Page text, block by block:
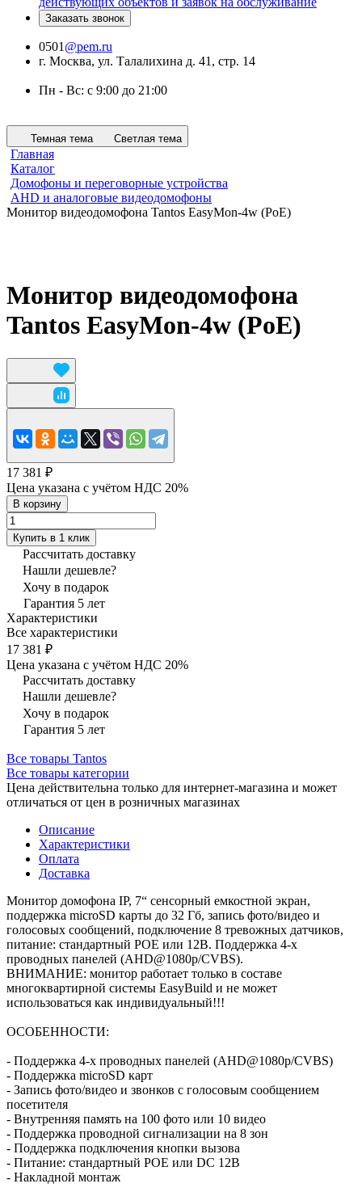
Заказать звонок
0501 @pem.ru
г. Москва, ул. Талалихина д. 41, стр. 14
Пн - Вс: с 9:00 до 21:00
Темная тема Светлая тема
Главная
Каталог
Домофоны и переговорные устройства
AHD и аналоговые видеодомофоны
Монитор видеодомофона Tantos EasyMon-4w (PoE)
Монитор видеодомофона
Tantos EasyMon-4w (PoE)
17 381 ₽
Цена указана с учётом НДС 20%
В корзину
Купить в 1 клик
Рассчитать доставку
Нашли дешевле?
Хочу в подарок
Гарантия 5 лет
Характеристики
Все характеристики
17 381 ₽
Цена указана с учётом НДС 20%
Рассчитать доставку
Нашли дешевле?
Хочу в подарок
Гарантия 5 лет
Все товары Tantos
Все товары категории
Цена действительна только для интернет-магазина и может
отличаться от цен в розничных магазинах
Описание
Характеристики
Оплата
Доставка
Монитор домофона IP, 7“ сенсорный емкостной экран,
поддержка microSD карты до 32 Гб, запись фото/видео и
голосовых сообщений, подключение 8 тревожных датчиков,
питание: стандартный POE или 12В. Поддержка 4-х
проводных панелей (AHD@1080p/CVBS).
ВНИМАНИЕ: монитор работает только в составе
многоквартирной системы EasyBuild и не может
использоваться как индивидуальный!!!
ОСОБЕННОСТИ:
- Поддержка 4-х проводных панелей (AHD@1080p/CVBS)
- Поддержка microSD карт
- Запись фото/видео и звонков с голосовым сообщением
посетителя
- Внутренняя память на 100 фото или 10 видео
- Поддержка проводной сигнализации на 8 зон
- Поддержка подключения кнопки вызова
- Питание: стандартный POE или DC 12В
- Накладной монтаж